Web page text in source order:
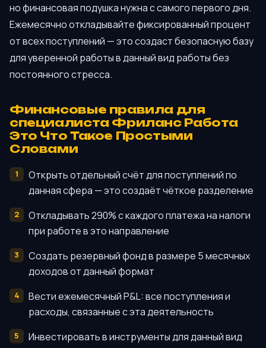
но финансовая подушка нужна с самого первого дня.
Ежемесячно откладывайте фиксированный процент
от всех поступлений — это создаст безопасную базу
для уверенной работы в данный вид работы без
постоянного стресса.
Финансовые правила для
специалиста Фриланс Работа
Это Что Такое Простыми
Словами
Открыть отдельный счёт для поступлений по
данная сфера — это создаёт чёткое разделение
Откладывать 290% с каждого платежа на налоги
при работе в это направление
Создать резервный фонд в размере 5 месячных
доходов от данный формат
Вести ежемесячный P&L: все поступления и
расходы, связанные с эта деятельность
Инвестировать в инструменты для данный вид